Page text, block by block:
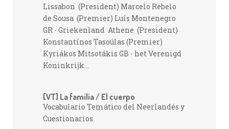
Lissabon (President) Marcelo Rebelo
de Sousa (Premier) Luís Montenegro
GR - Griekenland Athene (President)
Konstantínos Tasoúlas (Premier)
Kyriákos Mitsotákis GB - het Verenigd
Koninkrijk...
[VT] La familia / El cuerpo
Vocabulario Temático del Neerlandés y
Cuestionarios